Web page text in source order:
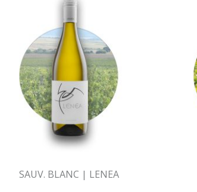
SAUV. BLANC | LENEA